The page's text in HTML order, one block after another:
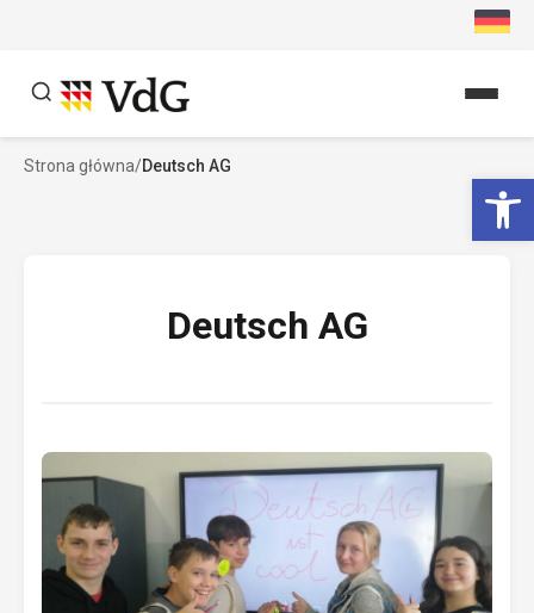
Szukaj
Strona główna/Deutsch AG
Deutsch AG